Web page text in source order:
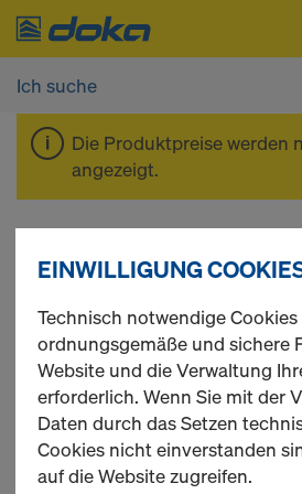
Die Produktpreise werden
angezeigt.
59 Produkte gefunden
Meist gesucht
DokaRex-
EINWILLIGUNG
Technisch notwendige
ordnungsgemäße und sichere
Website und die Verwaltung
erforderlich. Wenn Sie mit der
Daten durch das Setzen
Cookies nicht einverstanden
auf die Website zugreifen.